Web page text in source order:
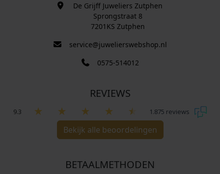
De Grijff Juweliers Zutphen
Sprongstraat 8
7201KS Zutphen
service@juwelierswebshop.nl
0575-514012
REVIEWS
9.3 1.875 reviews
Bekijk alle beoordelingen
BETAALMETHODEN